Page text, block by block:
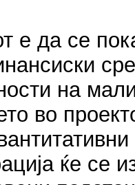
е да се
на
во
ќе се